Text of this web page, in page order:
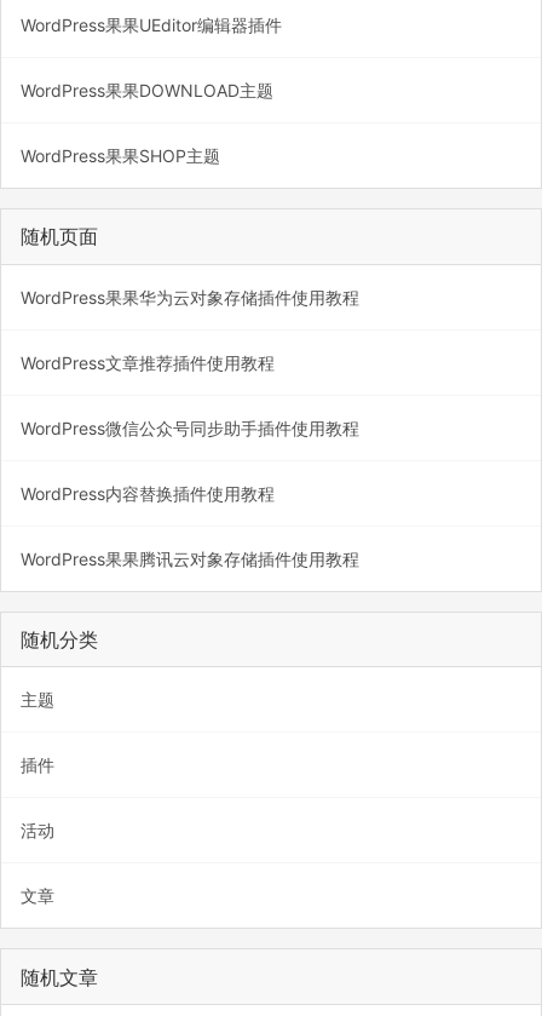
WordPress果果UEditor编辑器插件
WordPress果果DOWNLOAD主题
WordPress果果SHOP主题
随机页面
WordPress果果华为云对象存储插件使用教程
WordPress文章推荐插件使用教程
WordPress微信公众号同步助手插件使用教程
WordPress内容替换插件使用教程
WordPress果果腾讯云对象存储插件使用教程
随机分类
主题
插件
活动
文章
随机文章